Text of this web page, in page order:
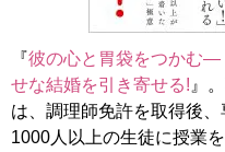
『彼の心と胃袋をつかむ―
せな結婚を引き寄せる! 』
は、調理師免許を取得後
1000人以上の生徒に授業